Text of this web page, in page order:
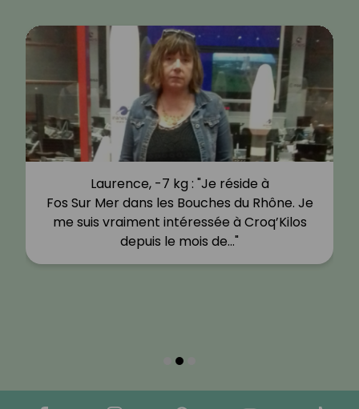
Laurence, -7 kg : "Je réside à
Fos Sur Mer dans les Bouches du Rhône. Je
me suis vraiment intéressée à Croq’Kilos
depuis le mois de…"